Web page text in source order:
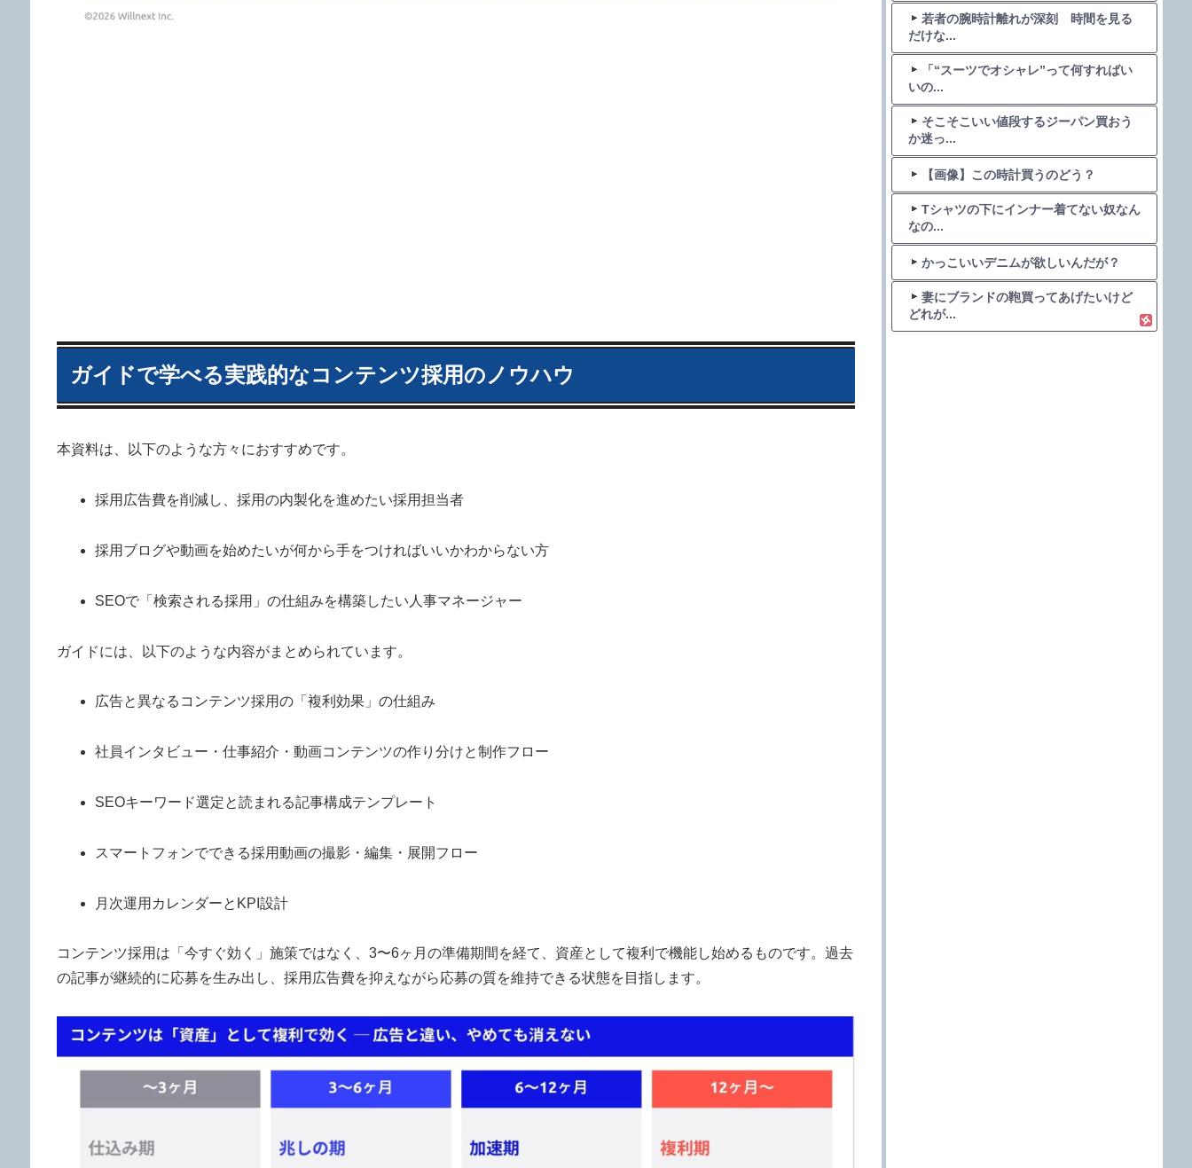
ガイドで学べる実践的なコンテンツ採用のノウハウ
本資料は、以下のような方々におすすめです。
採用広告費を削減し、採用の内製化を進めたい採用担当者
採用ブログや動画を始めたいが何から手をつければいいかわからない方
SEOで「検索される採用」の仕組みを構築したい人事マネージャー
ガイドには、以下のような内容がまとめられています。
広告と異なるコンテンツ採用の「複利効果」の仕組み
社員インタビュー・仕事紹介・動画コンテンツの作り分けと制作フロー
SEOキーワード選定と読まれる記事構成テンプレート
スマートフォンでできる採用動画の撮影・編集・展開フロー
月次運用カレンダーとKPI設計
コンテンツ採用は「今すぐ効く」施策ではなく、3〜6ヶ月の準備期間を経て、資産として複利で機能し始めるものです。過去
の記事が継続的に応募を生み出し、採用広告費を抑えながら応募の質を維持できる状態を目指します。
若者の腕時計離れが深刻 時間を見る
だけな...
「“スーツでオシャレ”って何すればい
いの...
そこそこいい値段するジーパン買おう
か迷っ...
【画像】この時計買うのどう？
Tシャツの下にインナー着てない奴なん
なの...
かっこいいデニムが欲しいんだが？
妻にブランドの鞄買ってあげたいけど
どれが...